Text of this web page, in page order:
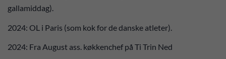
gallamiddag).
2024: OL i Paris (som kok for de danske atleter).
2024: Fra August ass. køkkenchef på Ti Trin Ned